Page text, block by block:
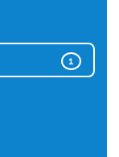
1